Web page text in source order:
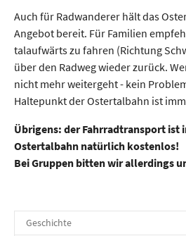
Auch für Radwanderer hält das
Angebot bereit. Für Familien
talaufwärts zu fahren (Richtung
über den Radweg wieder zurück.
nicht mehr weitergeht - kein
Haltepunkt der Ostertalbahn ist
Übrigens: der Fahrradtransport ist
Ostertalbahn natürlich kostenlos!
Bei Gruppen bitten wir allerdings
Geschichte